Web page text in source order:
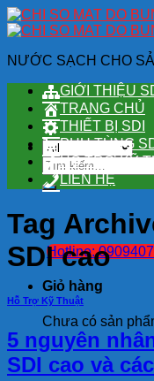
Skip
to
NƯỚC SẠCH CHO
Tìm
kiếm:
Hotline:
Giỏ hàng
Chưa có sản
GIỚI THIỆU
TRANG CHỦ
THIẾT BỊ SDI
PHỤ TÙNG
HỖ TRỢ KỸ
LIÊN HỆ
Tag
SDI cao
Hỗ Trợ Kỹ Thuật
5 nguyên
SDI cao và